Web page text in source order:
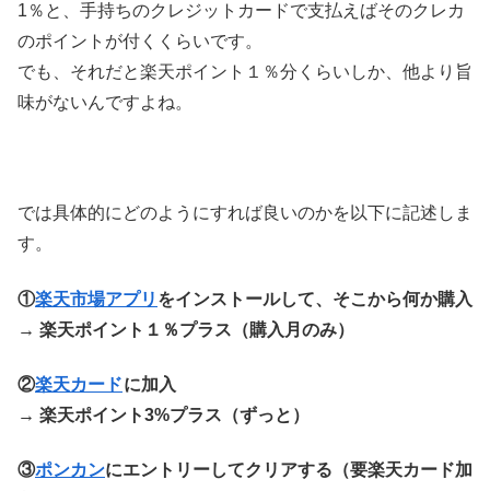
1％と、手持ちのクレジットカードで支払えばそのクレカ
のポイントが付くくらいです。
でも、それだと楽天ポイント１％分くらいしか、他より旨
味がないんですよね。
では具体的にどのようにすれば良いのかを以下に記述しま
す。
①楽天市場アプリ をインストールして、そこから何か購入
→ 楽天ポイント１％プラス（購入月のみ）
②楽天カードに加入
→ 楽天ポイント3%プラス（ずっと）
③ポンカンにエントリーしてクリアする（要楽天カード加